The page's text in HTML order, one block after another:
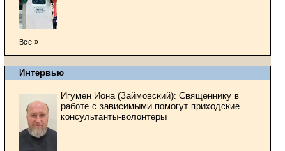
Все »
Интервью
Игумен Иона (Займовский): Священнику в
работе с зависимыми помогут приходские
консультанты-волонтеры